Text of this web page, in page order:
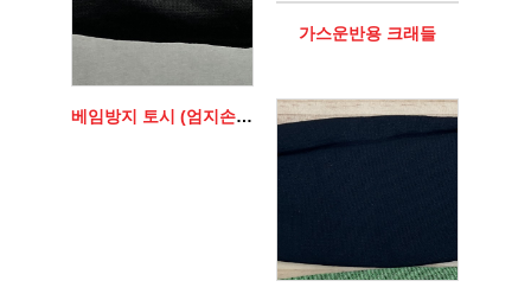
베임방지 토시 (엄지손가락 걸이형)
가스운반용 크래들